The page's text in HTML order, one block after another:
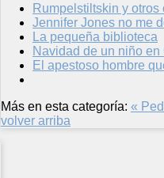
Rumpelstiltskin y otros
Jennifer Jones no me
La pequeña biblioteca
Navidad de un niño en
El apestoso hombre
Más en esta categoría: «
volver arriba